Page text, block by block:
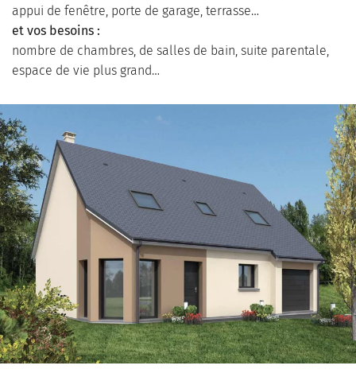
appui de fenêtre, porte de garage, terrasse…
et vos besoins :
nombre de chambres, de salles de bain, suite parentale,
espace de vie plus grand…